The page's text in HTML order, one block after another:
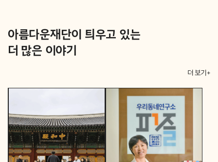
아름다운재단이 틔우고 있는
더 많은 이야기
더 보기+